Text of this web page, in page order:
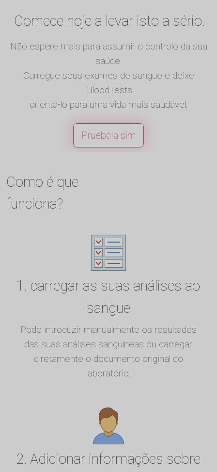
Comece hoje a levar isto a sério.
Não espere mais para assumir o controlo da sua
saúde.
Carregue seus exames de sangue e deixe
iBloodTests
orientá-lo para uma vida mais saudável.
Pruébala sim
Como é que
funciona?
1. carregar as suas análises ao
sangue
Pode introduzir manualmente os resultados
das suas análises sanguíneas ou carregar
diretamente o documento original do
laboratório.
2. Adicionar informações sobre